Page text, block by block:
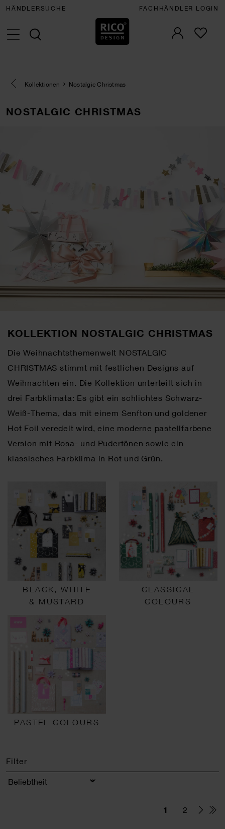
HÄNDLERSUCHE FACHHÄNDLER LOGIN
Eine Kategorie zurück navigieren
Kollektionen Nostalgic Christmas
NOSTALGIC CHRISTMAS
KOLLEKTION NOSTALGIC CHRISTMAS
Die Weihnachtsthemenwelt NOSTALGIC
CHRISTMAS stimmt mit festlichen Designs auf
Weihnachten ein. Die Kollektion unterteilt sich in
drei Farbklimata: Es gibt ein schlichtes Schwarz-
Weiß-Thema, das mit einem Senfton und goldener
Hot Foil veredelt wird, eine moderne pastellfarbene
Version mit Rosa- und Pudertönen sowie ein
klassisches Farbklima in Rot und Grün.
BLACK, WHITE
& MUSTARD
CLASSICAL
COLOURS
PASTEL COLOURS
Filter
Sortierung
1 2